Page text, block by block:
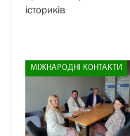
істориків
МІЖНАРОДНІ КОНТАКТИ